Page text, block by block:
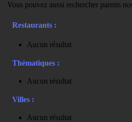
Vous pouvez aussi rechercher parmis
Restaurants :
Aucun résultat
Thématiques :
Aucun résultat
Villes :
Aucun résultat